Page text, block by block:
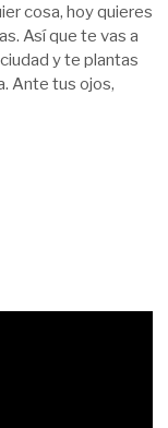
cosa, hoy quieres
Así que te vas a
y te plantas
Ante tus ojos,